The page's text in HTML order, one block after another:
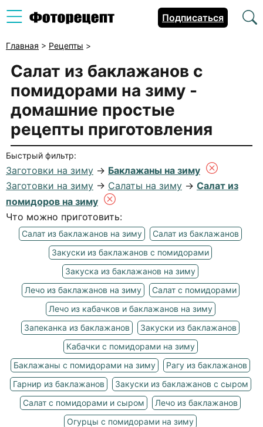
Подписаться
Главная > Рецепты >
Салат из баклажанов с
помидорами на зиму -
домашние простые
рецепты приготовления
Быстрый фильтр:
Заготовки на зиму → Баклажаны на зиму
Заготовки на зиму → Салаты на зиму → Салат из
помидоров на зиму
Что можно приготовить:
Салат из баклажанов на зиму
Салат из баклажанов
Закуски из баклажанов с помидорами
Закуска из баклажанов на зиму
Лечо из баклажанов на зиму
Салат с помидорами
Лечо из кабачков и баклажанов на зиму
Запеканка из баклажанов
Закуски из баклажанов
Кабачки с помидорами на зиму
Баклажаны с помидорами на зиму
Рагу из баклажанов
Гарнир из баклажанов
Закуски из баклажанов с сыром
Салат с помидорами и сыром
Лечо из баклажанов
Огурцы с помидорами на зиму